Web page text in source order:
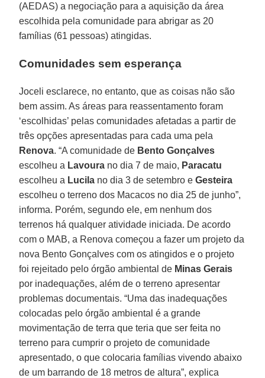
(AEDAS) a negociação para a aquisição da área
escolhida pela comunidade para abrigar as 20
famílias (61 pessoas) atingidas.
Comunidades sem esperança
Joceli esclarece, no entanto, que as coisas não são
bem assim. As áreas para reassentamento foram
‘escolhidas’ pelas comunidades afetadas a partir de
três opções apresentadas para cada uma pela
Renova. “A comunidade de Bento Gonçalves
escolheu a Lavoura no dia 7 de maio, Paracatu
escolheu a Lucila no dia 3 de setembro eGesteira
escolheu o terreno dos Macacos no dia 25 de junho”,
informa. Porém, segundo ele, em nenhum dos
terrenos há qualquer atividade iniciada. De acordo
com o MAB, a Renova começou a fazer um projeto da
nova Bento Gonçalves com os atingidos e o projeto
foi rejeitado pelo órgão ambiental de Minas Gerais
por inadequações, além de o terreno apresentar
problemas documentais. “Uma das inadequações
colocadas pelo órgão ambiental é a grande
movimentação de terra que teria que ser feita no
terreno para cumprir o projeto de comunidade
apresentado, o que colocaria famílias vivendo abaixo
de um barrando de 18 metros de altura”, explica